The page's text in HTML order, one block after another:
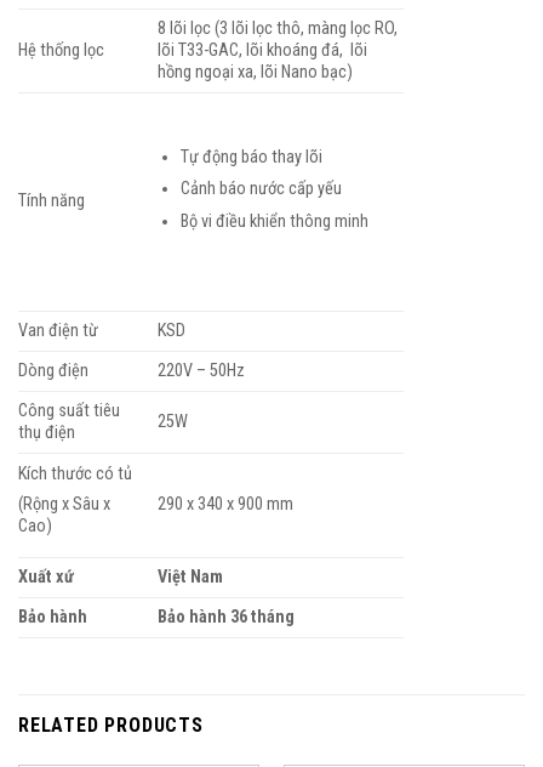
Hệ thống lọc
8 lõi lọc (3 lõi lọc thô, màng lọc RO,
lõi T33-GAC, lõi khoáng đá, lõi
hồng ngoại xa, lõi Nano bạc)
Tính năng
Tự động báo thay lõi
Cảnh báo nước cấp yếu
Bộ vi điều khiển thông minh
Van điện từ
KSD
Dòng điện
220V – 50Hz
Công suất tiêu
thụ điện
25W
Kích thước có tủ
(Rộng x Sâu x
Cao)
290 x 340 x 900 mm
Xuất xứ
Việt Nam
Bảo hành
Bảo hành 36 tháng
RELATED PRODUCTS